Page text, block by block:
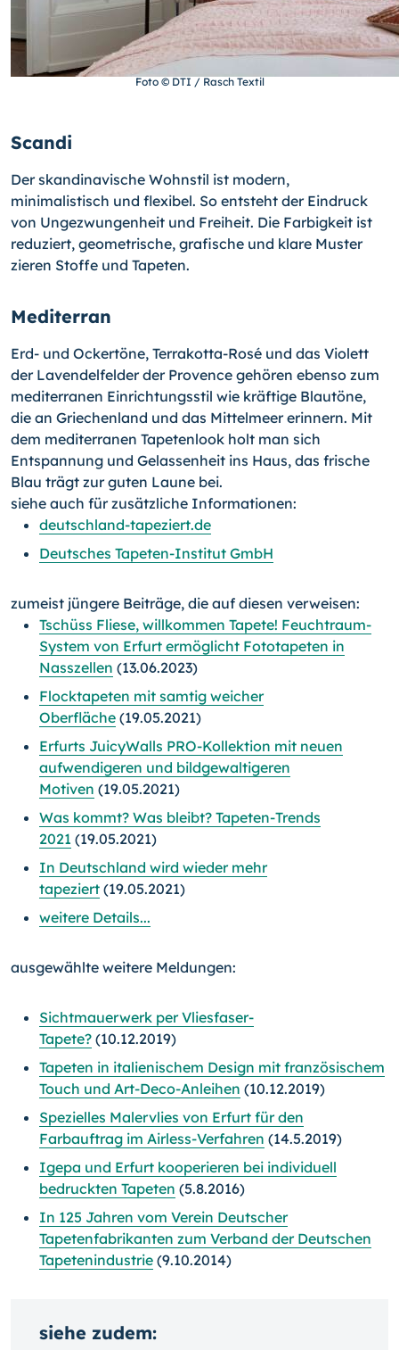
Foto © DTI / Rasch Textil
Scandi
Der skandinavische Wohnstil ist modern,
minimalistisch und flexibel. So entsteht der Eindruck
von Ungezwungenheit und Freiheit. Die Farbigkeit ist
reduziert, geometrische, grafische und klare Muster
zieren Stoffe und Tapeten.
Mediterran
Erd- und Ockertöne, Terrakotta-Rosé und das Violett
der Lavendelfelder der Provence gehören ebenso zum
mediterranen Einrichtungsstil wie kräftige Blautöne,
die an Griechenland und das Mittelmeer erinnern. Mit
dem mediterranen Tapetenlook holt man sich
Entspannung und Gelassenheit ins Haus, das frische
Blau trägt zur guten Laune bei.
siehe auch für zusätzliche Informationen:
deutschland-tapeziert.de
Deutsches Tapeten-Institut GmbH
zumeist jüngere Beiträge, die auf diesen verweisen:
Tschüss Fliese, willkommen Tapete! Feuchtraum-
System von Erfurt ermöglicht Fototapeten in
Nasszellen (13.06.2023)
Flocktapeten mit samtig weicher
Oberfläche (19.05.2021)
Erfurts JuicyWalls PRO-Kollektion mit neuen
aufwendigeren und bildgewaltigeren
Motiven (19.05.2021)
Was kommt? Was bleibt? Tapeten-Trends
2021 (19.05.2021)
In Deutschland wird wieder mehr
tapeziert (19.05.2021)
weitere Details...
ausgewählte weitere Meldungen:
Sichtmauerwerk per Vliesfaser-
Tapete? (10.12.2019)
Tapeten in italienischem Design mit französischem
Touch und Art-Deco-Anleihen (10.12.2019)
Spezielles Malervlies von Erfurt für den
Farbauftrag im Airless-Verfahren (14.5.2019)
Igepa und Erfurt kooperieren bei individuell
bedruckten Tapeten (5.8.2016)
In 125 Jahren vom Verein Deutscher
Tapetenfabrikanten zum Verband der Deutschen
Tapetenindustrie (9.10.2014)
siehe zudem: